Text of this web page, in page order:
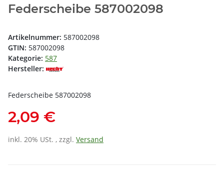
Federscheibe 587002098
Artikelnummer: 587002098
GTIN: 587002098
Kategorie: 587
Hersteller:
Federscheibe 587002098
2,09 €
inkl. 20% USt. , zzgl. Versand